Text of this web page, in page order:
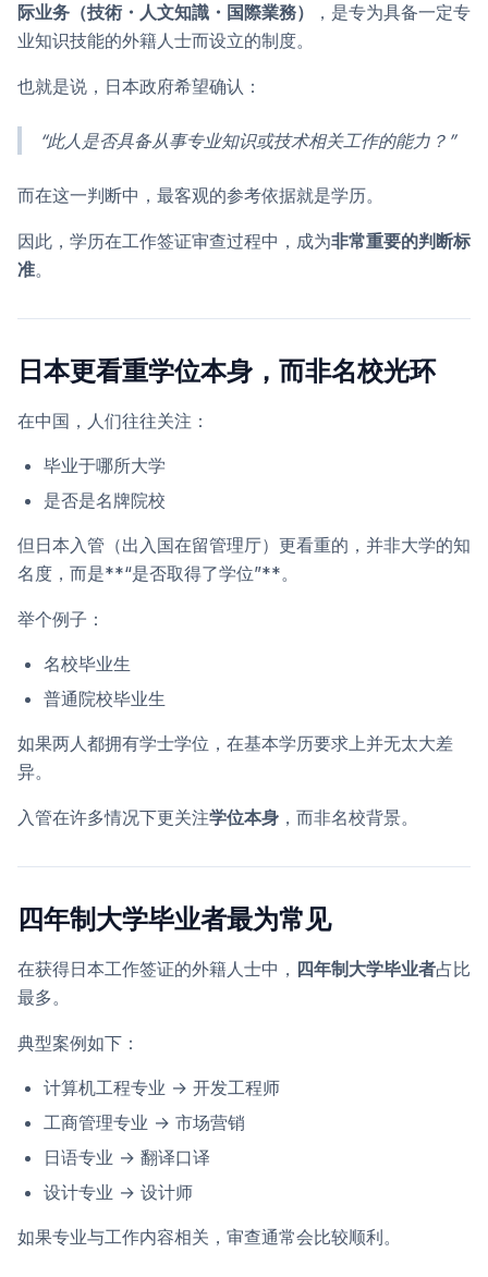
际业务（技術・人文知識・国際業務）
，是专为具备一定专
业知识技能的外籍人士而设立的制度。
也就是说，日本政府希望确认：
“此人是否具备从事专业知识或技术相关工作的能力？”
而在这一判断中，最客观的参考依据就是学历。
因此，学历在工作签证审查过程中，成为非常重要的判断标
准。
日本更看重学位本身，而非名校光环
在中国，人们往往关注：
毕业于哪所大学
是否是名牌院校
但日本入管（出入国在留管理厅）更看重的，并非大学的知
名度，而是**“是否取得了学位”**。
举个例子：
名校毕业生
普通院校毕业生
如果两人都拥有学士学位，在基本学历要求上并无太大差
异。
入管在许多情况下更关注学位本身 ，而非名校背景。
四年制大学毕业者最为常见
在获得日本工作签证的外籍人士中， 四年制大学毕业者占比
最多。
典型案例如下：
计算机工程专业 → 开发工程师
工商管理专业 → 市场营销
日语专业 → 翻译口译
设计专业 → 设计师
如果专业与工作内容相关，审查通常会比较顺利。